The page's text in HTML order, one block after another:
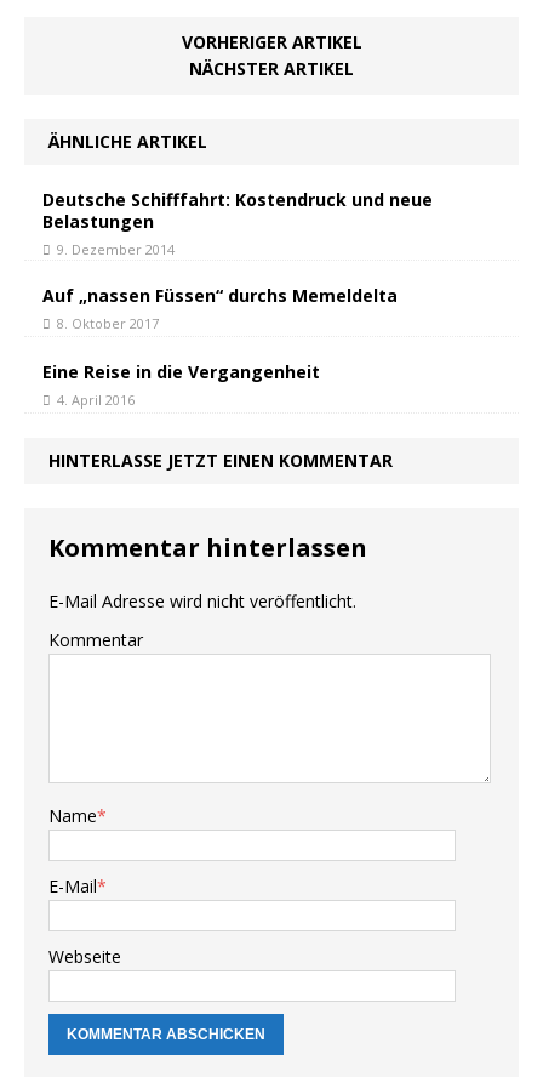
VORHERIGER ARTIKEL
NÄCHSTER ARTIKEL
ÄHNLICHE ARTIKEL
Deutsche Schifffahrt: Kostendruck und neue
Belastungen
9. Dezember 2014
Auf „nassen Füssen“ durchs Memeldelta
8. Oktober 2017
Eine Reise in die Vergangenheit
4. April 2016
HINTERLASSE JETZT EINEN KOMMENTAR
Kommentar hinterlassen
E-Mail Adresse wird nicht veröffentlicht.
Kommentar
Name*
E-Mail*
Webseite